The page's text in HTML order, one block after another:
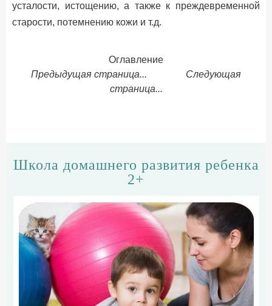
усталости, истощению, а также к преждевременной
старости, потемнению кожи и т.д.
Оглавление
Предыдущая страница...
Следующая
страница...
Школа домашнего развития ребенка
2+